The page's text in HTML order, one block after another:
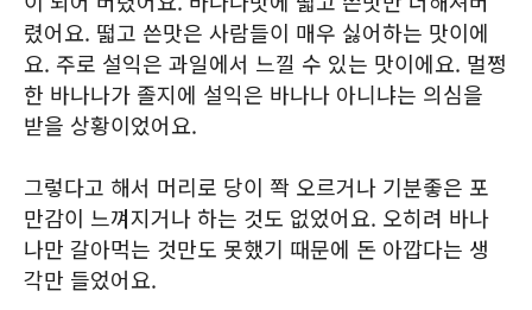
렸어요. 떫고 쓴맛은 사람들이 매우 싫어하는 맛이에
요. 주로 설익은 과일에서 느낄 수 있는 맛이에요. 멀쩡
한 바나나가 졸지에 설익은 바나나 아니냐는 의심을
받을 상황이었어요.
그렇다고 해서 머리로 당이 쫙 오르거나 기분좋은 포
만감이 느껴지거나 하는 것도 없었어요. 오히려 바나
나만 갈아먹는 것만도 못했기 때문에 돈 아깝다는 생
각만 들었어요.